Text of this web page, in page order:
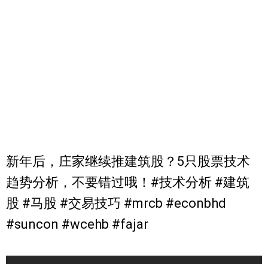
新年后，庄家继续推建筑股？5只股票技术
趋势分析，不要错过哦！#技术分析 #建筑
股 #马股 #交易技巧 #mrcb #econbhd
#suncon #wcehb #fajar